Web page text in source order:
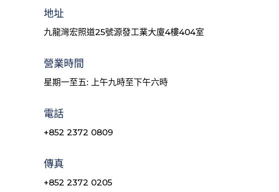
地址
九龍灣宏照道25號源發工業大廈4樓404室
營業時間
星期一至五: 上午九時至下午六時
電話
+852 2372 0809
傳真
+852 2372 0205